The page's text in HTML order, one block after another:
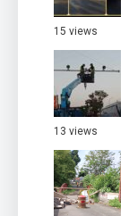
15 views
13 views